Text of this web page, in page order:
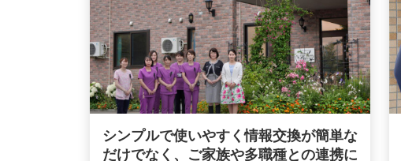
シンプルで使いやすく情報交換が簡単な
だけでなく、ご家族や多職種との連携に